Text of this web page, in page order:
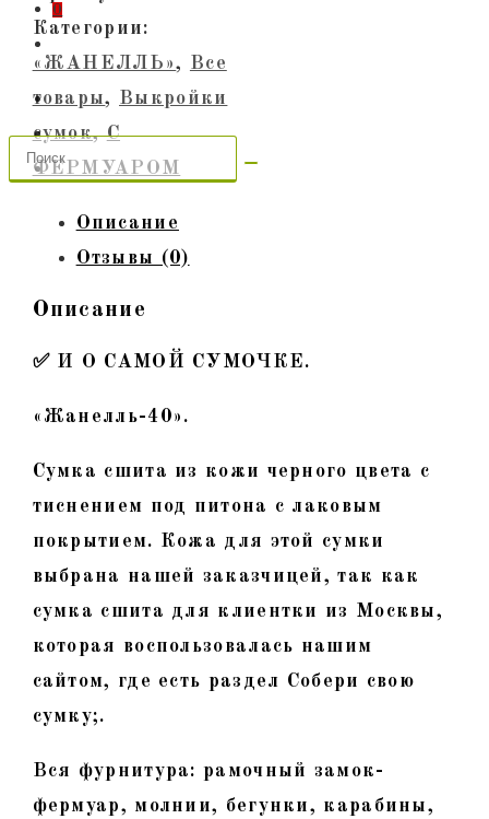
0
ПЕРЕКЛЮЧИТЬ
ПОИСК
ПО
"Жанелль-40"
Категории:
«ЖАНЕЛЛЬ»,
Все
товары,
Выкройки
сумок,С
ФЕРМУАРОМ
Описание
Отзывы (0)
Описание
✅ И О САМОЙ СУМОЧКЕ.
«Жанелль-40».
Сумка сшита из кожи черного цвета с
тиснением под питона с лаковым
покрытием. Кожа для этой сумки
выбрана нашей заказчицей, так как
сумка сшита для клиентки из Москвы,
которая воспользовалась нашим
сайтом, где есть раздел Собери свою
сумку;.
Вся фурнитура: рамочный замок-
фермуар, молнии, бегунки, карабины,